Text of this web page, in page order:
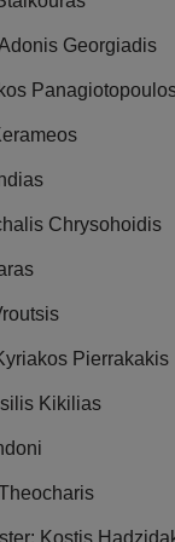
Georgiadis
Chrysohoidis
Pierrakakis
Kikilias